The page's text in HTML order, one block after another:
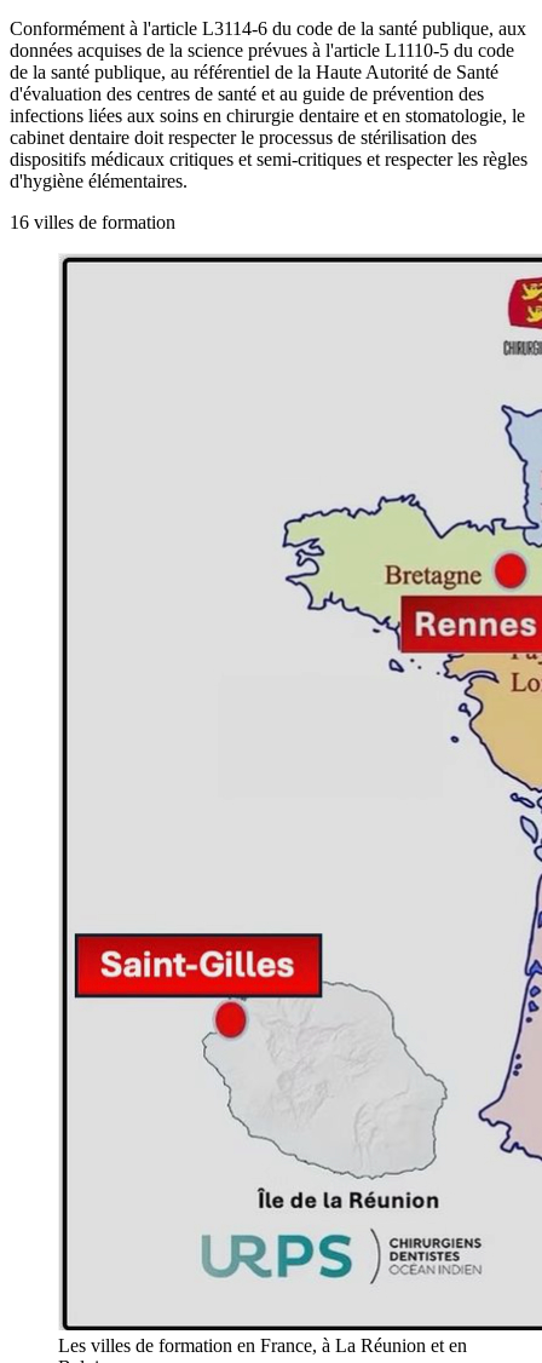
Conformément à l'article L3114-6 du code de la santé publique, aux
données acquises de la science prévues à l'article L1110-5 du code
de la santé publique, au référentiel de la Haute Autorité de Santé
d'évaluation des centres de santé et au guide de prévention des
infections liées aux soins en chirurgie dentaire et en stomatologie, le
cabinet dentaire doit respecter le processus de stérilisation des
dispositifs médicaux critiques et semi-critiques et respecter les règles
d'hygiène élémentaires.
16 villes de formation
Les villes de formation en France, à La Réunion et en